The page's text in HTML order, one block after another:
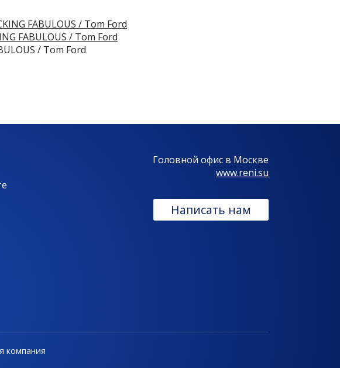
FABULOUS / Tom Ford
/ Tom Ford
Головной офис в Москве
www.reni.su
Написать нам
компания